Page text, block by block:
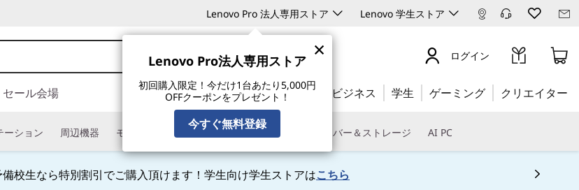
Lenovo Pro 法人専用ストア
×
Lenovo Pro法人専用ストア
初回購入限定！今だけ1台あたり5,000円
OFFクーポンをプレゼント！
今すぐ無料登録
Lenovo 学生ストア
ログイン
セール会場 公式ストア: ビジネス 学生 ゲーミング クリエイター
ーション 周辺機器 モニター タブレット ソフトウェア サーバー＆ストレージ AI PC
校生なら特別割引でご購入頂けます！学生向け学生ストアはこちら
Currently displaying item 4 of 5